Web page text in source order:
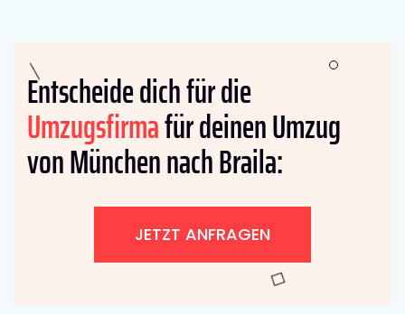
Entscheide dich für die
Umzugsfirmafür deinen Umzug
von München nach Braila:
JETZT ANFRAGEN